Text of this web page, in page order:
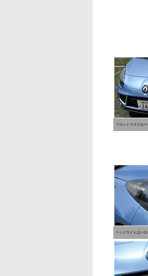
フロントマスクは
ヘッドライトはハロ